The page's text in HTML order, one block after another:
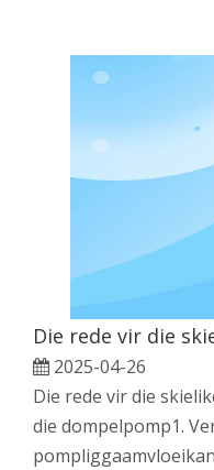
2025-04-26
Die rede vir die
die dompelpomp1.